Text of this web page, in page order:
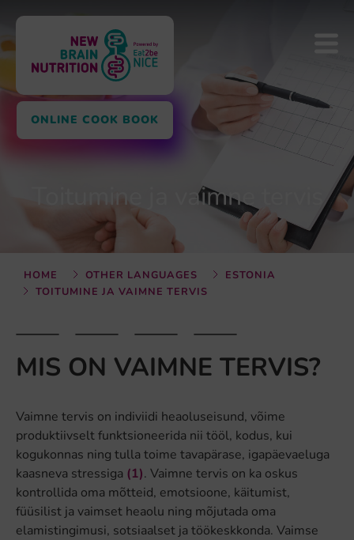
ONLINE COOK BOOK
Toitumine ja vaimne tervis
HOME OTHER LANGUAGES
ESTONIA
TOITUMINE JA VAIMNE TERVIS
MIS ON VAIMNE TERVIS?
Vaimne tervis on indiviidi heaoluseisund, võime
produktiivselt funktsioneerida nii tööl, kodus, kui
kogukonnas ning tulla toime tavapärase, igapäevaeluga
kaasneva stressiga (1). Vaimne tervis on ka oskus
kontrollida oma mõtteid, emotsioone, käitumist,
füüsilist ja vaimset heaolu ning mõjutada oma
elamistingimusi, sotsiaalset ja töökeskkonda. Vaimse